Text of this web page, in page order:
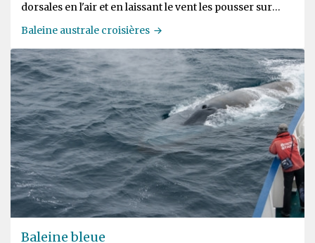
dorsales en l'air et en laissant le vent les pousser sur
l'eau
Baleine australe croisières
Baleine bleue